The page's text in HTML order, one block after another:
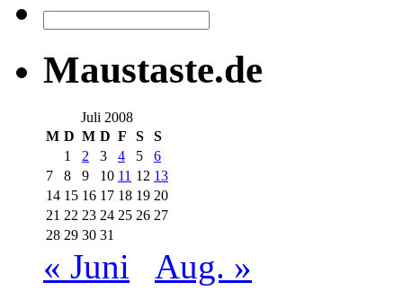
Maustaste.de
Juli 2008
M D M D F S
S
1
2 3 4 5
6
7
8 9 10 11 12 13
14 15 16 17 18 19 20
21 22 23 24 25 26 27
28 29 30 31
« Juni Aug. »